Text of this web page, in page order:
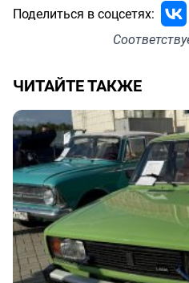
Поделиться в соцсетях:
ЧИТАЙТЕ ТАКЖЕ